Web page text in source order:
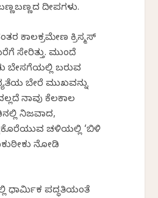
ದೀಪಗಳು.
ಕಾಲಕ್ರಮೇಣ ಕ್ರಿಸ್ಮಸ್
ಸೇರಿತ್ತು. ಮುಂದೆ
ಬೇಸಗೆಯಲ್ಲಿ ಬರುವ
ಬೇರೆ ಮುಖವನ್ನು
ನಾವು ಕೆಲಕಾಲ
ನಿಜವಾದ,
ಚಳಿಯಲ್ಲಿ ‘ಬಿಳಿ
ನೋಡಿ
ಧಾರ್ಮಿಕ ಪದ್ಧತಿಯಂತೆ